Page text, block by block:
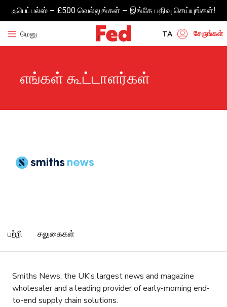
ஃபெட்பல்ஸ் – £500 வெல்லுங்கள் – இங்கே பதிவு செய்யுங்கள்!
மெனு TA
BN
சேருங்கள்
எங்கள் கூட்டாளர்கள்
பற்றி சலுகைகள்
Smiths News, the UK’s largest news and magazine
wholesaler and a leading provider of early-morning end-
to-end supply chain solutions.